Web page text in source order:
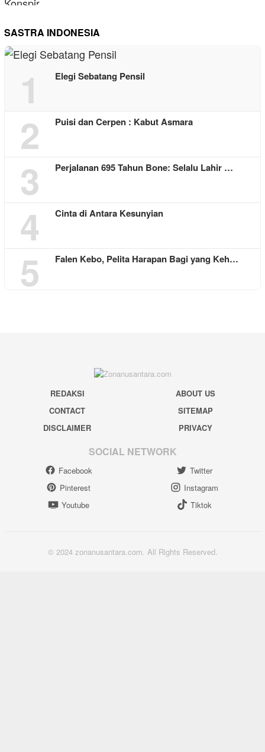
SASTRA INDONESIA
1 Elegi Sebatang Pensil
2 Puisi dan Cerpen : Kabut Asmara
3 Perjalanan 695 Tahun Bone: Selalu Lahir …
4 Cinta di Antara Kesunyian
5 Falen Kebo, Pelita Harapan Bagi yang Keh…
REDAKSI
ABOUT US
CONTACT
SITEMAP
DISCLAIMER
PRIVACY
SOCIAL NETWORK
Facebook
Twitter
Pinterest
Instagram
Youtube
Tiktok
© 2024 zonanusantara.com. All Rights Reserved.